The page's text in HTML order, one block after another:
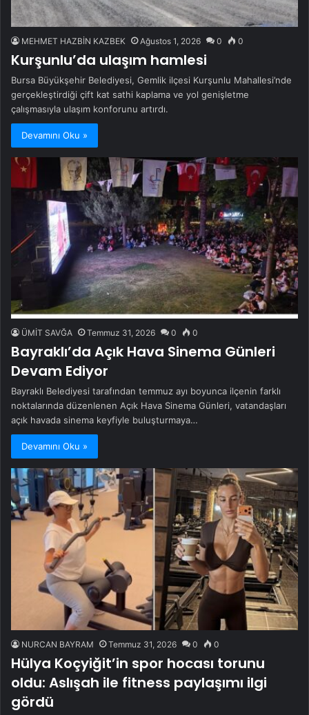
MEHMET HAZBİN KAZBEK Ağustos 1, 2026 0 0
Kurşunlu’da ulaşım hamlesi
Bursa Büyükşehir Belediyesi, Gemlik ilçesi Kurşunlu Mahallesi’nde
gerçekleştirdiği çift kat sathi kaplama ve yol genişletme
çalışmasıyla ulaşım konforunu artırdı.
Devamını Oku »
ÜMİT SAVĞA Temmuz 31, 2026 0 0
Bayraklı’da Açık Hava Sinema Günleri
Devam Ediyor
Bayraklı Belediyesi tarafından temmuz ayı boyunca ilçenin farklı
noktalarında düzenlenen Açık Hava Sinema Günleri, vatandaşları
açık havada sinema keyfiyle buluşturmaya…
Devamını Oku »
NURCAN BAYRAM Temmuz 31, 2026 0 0
Hülya Koçyiğit’in spor hocası torunu
oldu: Aslışah ile fitness paylaşımı ilgi
gördü